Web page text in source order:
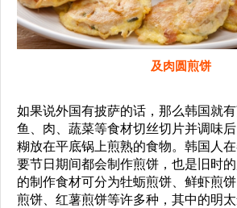
及肉圆煎饼
如果说外国有披萨的话，那么韩国就
鱼、肉、蔬菜等食材切丝切片并调味
糊放在平底锅上煎熟的食物。韩国人
要节日期间都会制作煎饼，也是旧时
的制作食材可分为牡蛎煎饼、鲜虾煎
煎饼、红薯煎饼等许多种，其中的明